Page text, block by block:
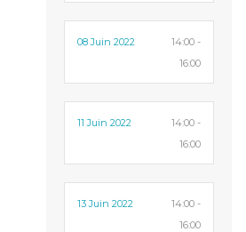
08 Juin 2022
14:00 -
16:00
11 Juin 2022
14:00 -
16:00
13 Juin 2022
14:00 -
16:00